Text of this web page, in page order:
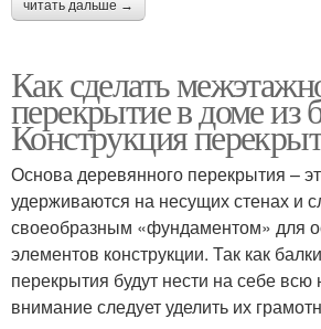
читать дальше →
Как сделать
перекрытие в доме из
Конструкция
Основа деревянного перекрытия –
удерживаются на несущих стенах и
своеобразным «фундаментом» для
элементов конструкции. Так как
перекрытия будут нести на себе всю
внимание следует уделить их